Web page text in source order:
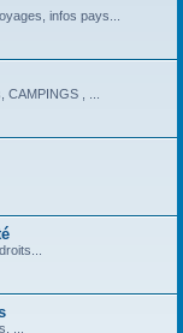
infos pays...
, ...
...